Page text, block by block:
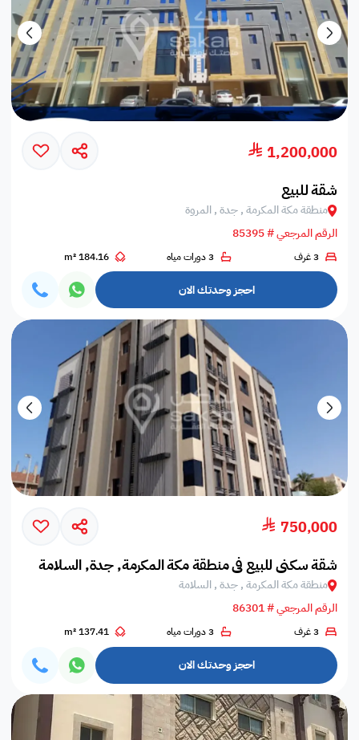
1,200,000
شقة للبيع
منطقة مكة المكرمة , جدة , المروة
الرقم المرجعي # 85395
3 غرف 3 دورات مياه 184.16 m²
احجز وحدتك الان
750,000
شقة سكني للبيع في منطقة مكة المكرمة, جدة, السلامة
منطقة مكة المكرمة , جدة , السلامة
الرقم المرجعي # 86301
3 غرف 3 دورات مياه 137.41 m²
احجز وحدتك الان